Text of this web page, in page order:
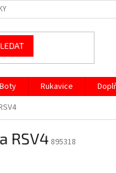
Boty Rukavice
RSV4 895318